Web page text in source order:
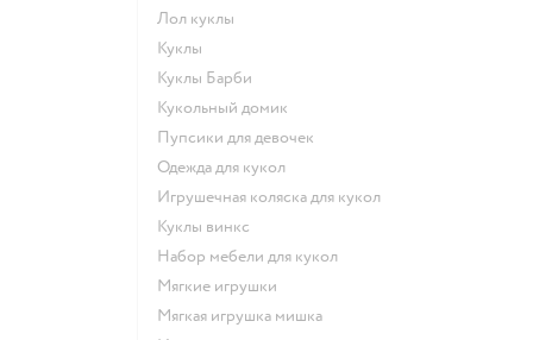
Лол куклы
Куклы
Куклы Барби
Кукольный домик
Пупсики для девочек
Одежда для кукол
Игрушечная коляска для кукол
Куклы винкс
Набор мебели для кукол
Мягкие игрушки
Мягкая игрушка мишка